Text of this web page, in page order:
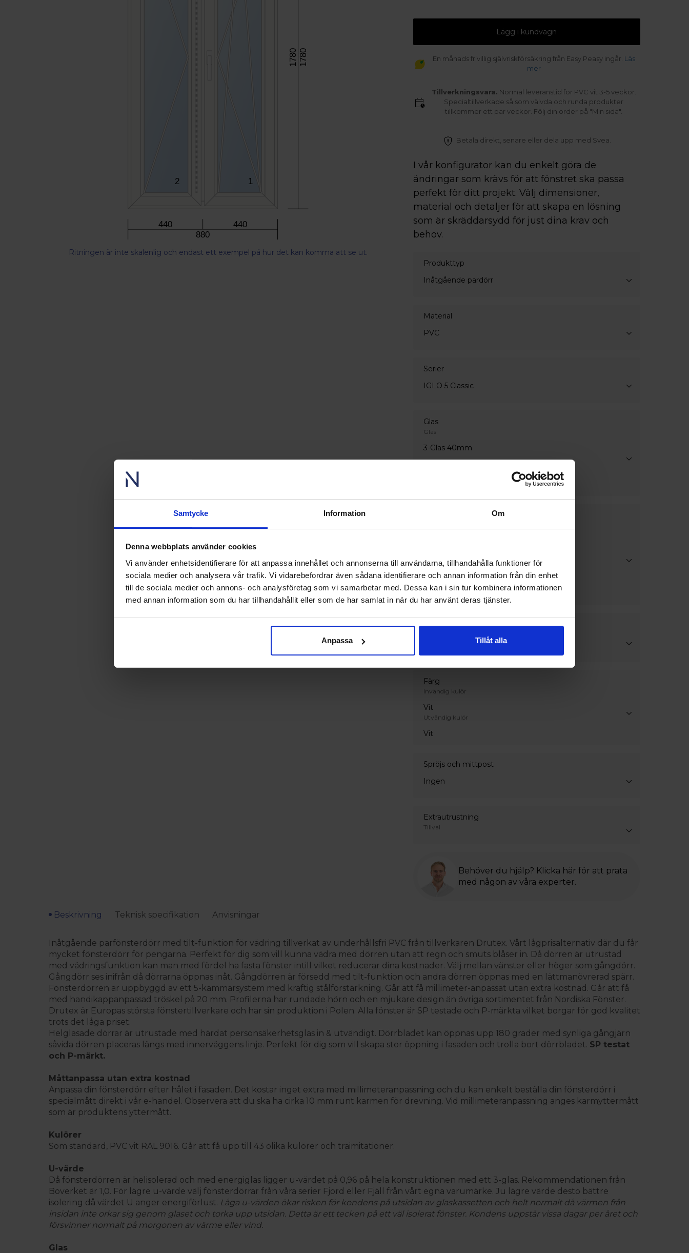
Samtycke Information Om
Denna webbplats använder cookies
Vi använder enhetsidentifierare för att anpassa innehållet och annonserna till användarna, tillhandahålla funktioner för
sociala medier och analysera vår trafik. Vi vidarebefordrar även sådana identifierare och annan information från din enhet
till de sociala medier och annons- och analysföretag som vi samarbetar med. Dessa kan i sin tur kombinera informationen
med annan information som du har tillhandahållit eller som de har samlat in när du har använt deras tjänster.
Anpassa Tillåt alla
1780
1780
880
440 440
2 1
Ritningen är inte skalenlig och endast ett exempel på hur det kan komma att se ut.
Lägg i kundvagn
En månads frivillig självriskförsäkring från Easy Peasy ingår. Läs
mer
Tillverkningsvara. Normal leveranstid för PVC vit 3-5 veckor.
Specialtillverkade så som välvda och runda produkter
tillkommer ett par veckor. Följ din order på "Min sida".
Betala direkt, senare eller dela upp med Svea.
I vår konfigurator kan du enkelt göra de
ändringar som krävs för att fönstret ska passa
perfekt för ditt projekt. Välj dimensioner,
material och detaljer för att skapa en lösning
som är skräddarsydd för just dina krav och
behov.
Produkttyp
Inåtgående pardörr
Material
PVC
Serier
IGLO 5 Classic
Glas
Glas
3-Glas 40mm
Härdat personsäkerhetsglas
Ornament
Standard
Handtag
Färg
Invändig kulör
Vit
Utvändig kulör
Vit
Spröjs och mittpost
Ingen
Extrautrustning
Tillval
Behöver du hjälp? Klicka här för att prata
med någon av våra experter.
Beskrivning Teknisk specifikation Anvisningar
Inåtgående parfönsterdörr med tilt-funktion för vädring tillverkat av underhållsfri PVC från tillverkaren Drutex. Vårt lågprisalternativ där du får
mycket fönsterdörr för pengarna. Perfekt för dig som vill kunna vädra med dörren utan att regn och smuts blåser in. Då dörren är utrustad
med vädringsfunktion kan man med fördel ha fasta fönster intill vilket reducerar dina kostnader. Välj mellan vänster eller höger som gångdörr.
Gångdörr ses inifrån då dörrarna öppnas inåt. Gångdörren är försedd med tilt-funktion och andra dörren öppnas med en lättmanövrerad spärr.
Fönsterdörren är uppbyggd av ett 5-kammarsystem med kraftig stålförstärkning. Går att få millimeter-anpassat utan extra kostnad. Går att få
med handikappanpassad tröskel på 20 mm. Profilerna har rundade hörn och en mjukare design än övriga sortimentet från Nordiska Fönster.
Drutex är Europas största fönstertillverkare och har sin produktion i Polen. Alla fönster är SP testade och P-märkta vilket borgar för god kvalitet
trots det låga priset.
Helglasade dörrar är utrustade med härdat personsäkerhetsglas in & utvändigt. Dörrbladet kan öppnas upp 180 grader med synliga gångjärn
såvida dörren placeras längs med innerväggens linje. Perfekt för dig som vill skapa stor öppning i fasaden och trolla bort dörrbladet. SP testat
och P-märkt.
Måttanpassa utan extra kostnad
Anpassa din fönsterdörr efter hålet i fasaden. Det kostar inget extra med millimeteranpassning och du kan enkelt beställa din fönsterdörr i
specialmått direkt i vår e-handel. Observera att du ska ha cirka 10 mm runt karmen för drevning. Vid millimeteranpassning anges karmyttermått
som är produktens yttermått.
Kulörer
Som standard, PVC vit RAL 9016. Går att få upp till 43 olika kulörer och träimitationer.
U-värde
Då fönsterdörren är helisolerad och med energiglas ligger u-värdet på 0,96 på hela konstruktionen med ett 3-glas. Rekommendationen från
Boverket är 1,0. För lägre u-värde välj fönsterdörrar från våra serier Fjord eller Fjäll från vårt egna varumärke. Ju lägre värde desto bättre
isolering då värdet U anger energiförlust. Låga u-värden ökar risken för kondens på utsidan av glaskassetten och helt normalt då värmen från
insidan inte orkar sig genom glaset och torka upp utsidan. Detta är ett tecken på ett väl isolerat fönster. Kondens uppstår vissa dagar per året och
försvinner normalt på morgonen av värme eller vind.
Glas